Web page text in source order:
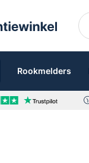
Rookmelders